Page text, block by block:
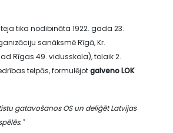
tika nodibināta 1922. gada 23.
sanāksmē Rīgā, Kr.
Rīgas 49. vidusskola), tolaik 2.
telpās, formulējotgalveno LOK
gatavošanos OS un deliģēt Latvijas